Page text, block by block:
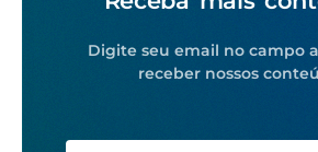
Digite seu email no campo
receber nossos